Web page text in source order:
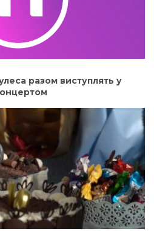
разом виступлять у